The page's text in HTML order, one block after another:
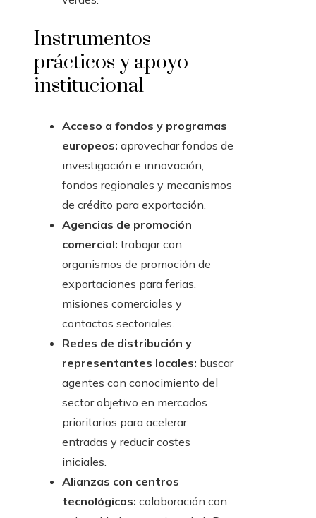
Instrumentos
prácticos y apoyo
institucional
Acceso a fondos y programas
europeos: aprovechar fondos de
investigación e innovación,
fondos regionales y mecanismos
de crédito para exportación.
Agencias de promoción
comercial: trabajar con
organismos de promoción de
exportaciones para ferias,
misiones comerciales y
contactos sectoriales.
Redes de distribución y
representantes locales: buscar
agentes con conocimiento del
sector objetivo en mercados
prioritarios para acelerar
entradas y reducir costes
iniciales.
Alianzas con centros
tecnológicos: colaboración con